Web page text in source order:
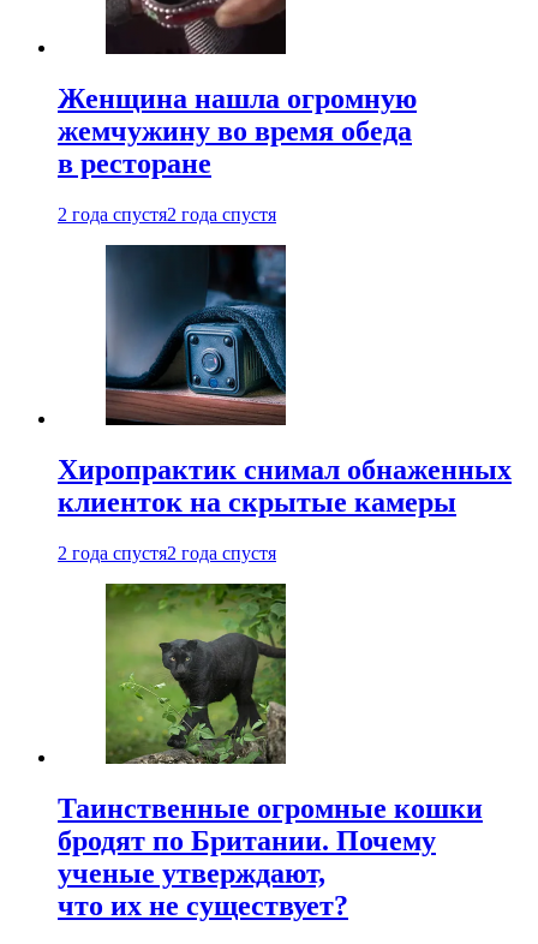
Женщина нашла огромную
жемчужину во время обеда
в ресторане
2 года спустя2 года спустя
Хиропрактик снимал обнаженных
клиенток на скрытые камеры
2 года спустя2 года спустя
Таинственные огромные кошки
бродят по Британии. Почему
ученые утверждают,
что их не существует?